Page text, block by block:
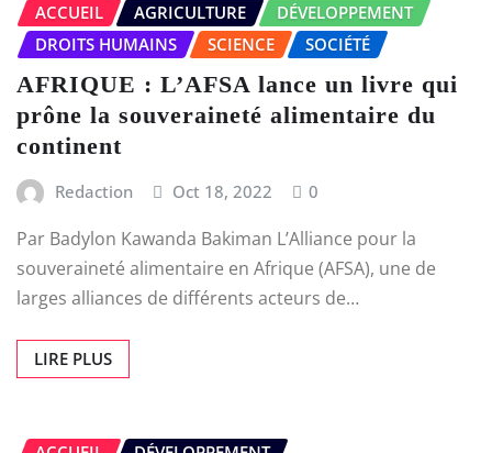
ACCUEIL AGRICULTURE
DÉVELOPPEMENT
DROITS HUMAINS
SCIENCE SOCIÉTÉ
AFRIQUE : L’AFSA lance un livre qui
prône la souveraineté alimentaire du
continent
Redaction Oct 18, 2022 0
Par Badylon Kawanda Bakiman L’Alliance pour la
souveraineté alimentaire en Afrique (AFSA), une de
larges alliances de différents acteurs de…
LIRE PLUS